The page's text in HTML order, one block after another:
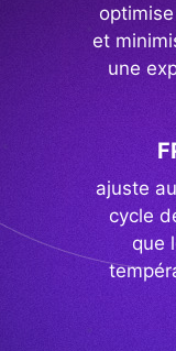
et
une
ajuste
cycle
que